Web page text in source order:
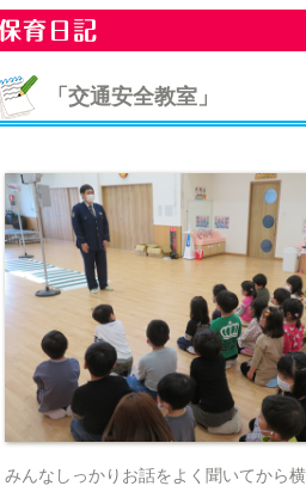
「交通安全教室」
みんなしっかりお話をよく聞いてから